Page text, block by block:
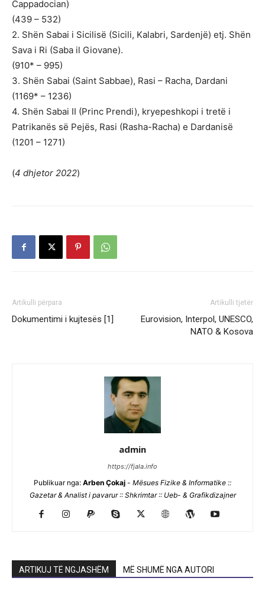
Cappadocian)
(439 – 532)
2. Shën Sabai i Sicilisë (Sicili, Kalabri, Sardenjë) etj. Shën
Sava i Ri (Saba il Giovane).
(910* – 995)
3. Shën Sabai (Saint Sabbae), Rasi – Racha, Dardani
(1169* – 1236)
4. Shën Sabai II (Princ Prendi), kryepeshkopi i tretë i
Patrikanës së Pejës, Rasi (Rasha-Racha) e Dardanisë
(1201 – 1271)
(4 dhjetor 2022)
Artikulli përpara
Dokumentimi i kujtesës [1]
Artikulli tjetër
Eurovision, Interpol, UNESCO,
NATO & Kosova
admin
https://fjala.info
Publikuar nga: Arben Çokaj - Mësues Fizike & Informatike ::
Gazetar & Analist i pavarur :: Shkrimtar :: Ueb- & Grafikdizajner
ARTIKUJ TË NGJASHËM MË SHUMË NGA AUTORI